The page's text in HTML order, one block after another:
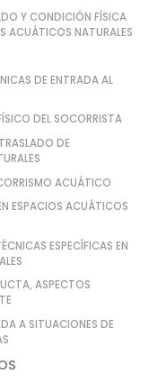
Y CONDICIÓN FÍSICA
ACUÁTICOS NATURALES
DE ENTRADA AL
DEL SOCORRISTA
DE
ACUÁTICO
ESPACIOS ACUÁTICOS
ESPECÍFICAS EN
ASPECTOS
A SITUACIONES DE